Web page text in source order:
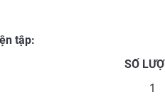
tập:
SỐ
1